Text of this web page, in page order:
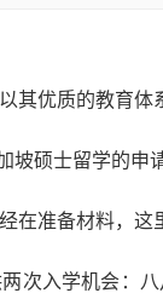
其优质的教育
坡硕士留学的申
在准备材料，
次入学机会：